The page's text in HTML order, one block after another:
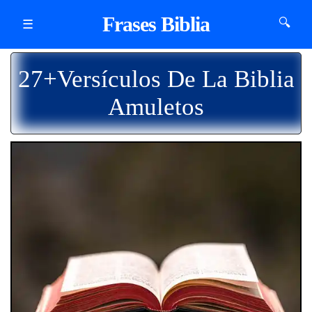
☰ Frases Biblia 🔍
27+Versículos De La Biblia
Amuletos